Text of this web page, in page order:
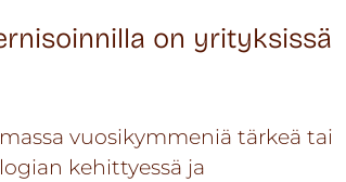
on yrityksissä
vuosikymmeniä tärkeä tai
kehittyessä ja